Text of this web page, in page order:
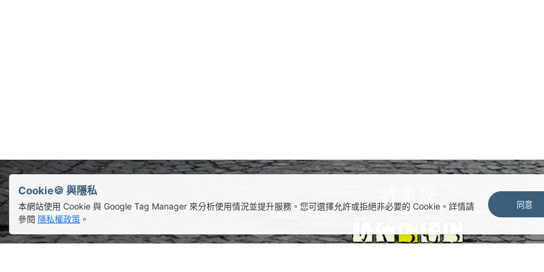
Cookie🍪 與隱私
本網站使用 Cookie 與 Google Tag Manager 來分析使用情況並提升服務。您可選擇允許或拒絕非必要的 Cookie。詳情請
參閱 隱私權政策 。
同意